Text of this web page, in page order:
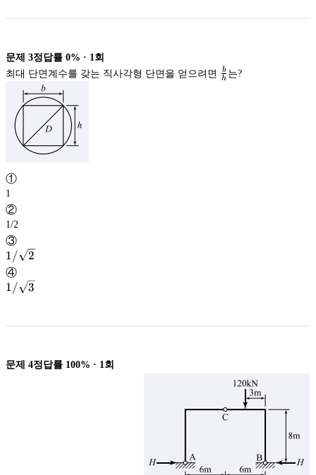
문제 3정답률 0% · 1 회
최대 단면계수를 갖는 직사각형 단면을 얻으려면
h
b 는?
①
1
②
1/2
③
1/
\sqrt{2}
1/ 2
④
1/
1/ 3
문제 4정답률 100% · 1회